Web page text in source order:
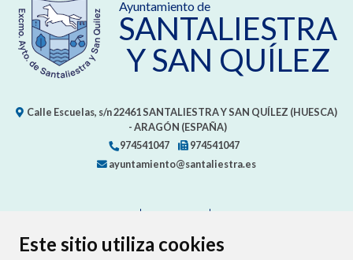
Este sitio utiliza cookies
Ayuntamiento de
SANTALIESTRA
Y SAN QUÍLEZ
Calle Escuelas, s/n22461SANTALIESTRA Y SAN QUÍLEZ (HUESCA)
- ARAGÓN (ESPAÑA)
974541047
974541047
ayuntamiento@santaliestra.es
PROTECCIÓN DE DATOS
POLÍTICA DE COOKIES